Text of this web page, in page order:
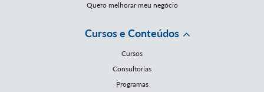
Quero melhorar meu negócio
Cursos e Conteúdos
Cursos
Consultorias
Programas